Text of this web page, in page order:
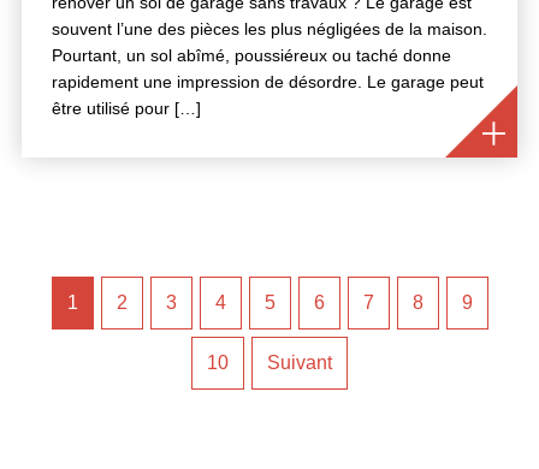
souvent l’une des pièces les plus négligées de la maison.
Pourtant, un sol abîmé, poussiéreux ou taché donne
rapidement une impression de désordre. Le garage peut
être utilisé pour […]
PAGINATION
DES
PUBLICATIONS
1 2 3 4 5 6 7 8 9
10 Suivant